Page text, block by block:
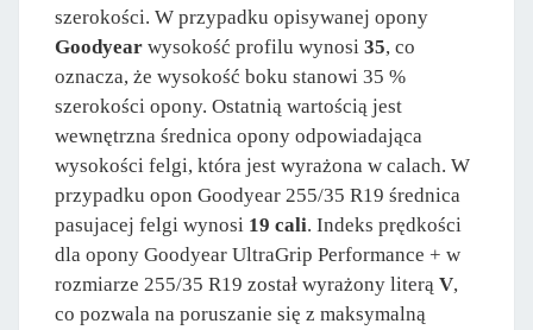
szerokości. W przypadku opisywanej opony
Goodyear wysokość profilu wynosi 35, co
oznacza, że wysokość boku stanowi 35 %
szerokości opony. Ostatnią wartością jest
wewnętrzna średnica opony odpowiadająca
wysokości felgi, która jest wyrażona w calach. W
przypadku opon Goodyear 255/35 R19 średnica
pasujacej felgi wynosi 19 cali. Indeks prędkości
dla opony Goodyear UltraGrip Performance + w
rozmiarze 255/35 R19 został wyrażony literą V,
co pozwala na poruszanie się z maksymalną